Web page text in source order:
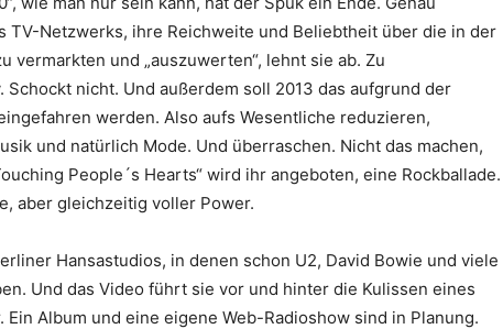
TV-Netzwerks, ihre Reichweite und Beliebtheit über die in der
vermarkten und „auszuwerten“, lehnt sie ab. Zu
nicht. Und außerdem soll 2013 das aufgrund der
werden. Also aufs Wesentliche reduzieren,
und natürlich Mode. Und überraschen. Nicht das machen,
People´s Hearts“ wird ihr angeboten, eine Rockballade.
aber gleichzeitig voller Power.
Hansastudios, in denen schon U2, David Bowie und viele
Und das Video führt sie vor und hinter die Kulissen eines
Album und eine eigene Web-Radioshow sind in Planung.